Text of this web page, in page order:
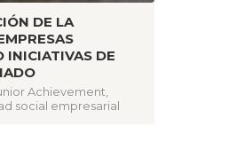
DE LA
INICIATIVAS DE
Achievement,
social empresarial